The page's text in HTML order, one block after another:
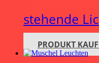
stehende
PRODUKT